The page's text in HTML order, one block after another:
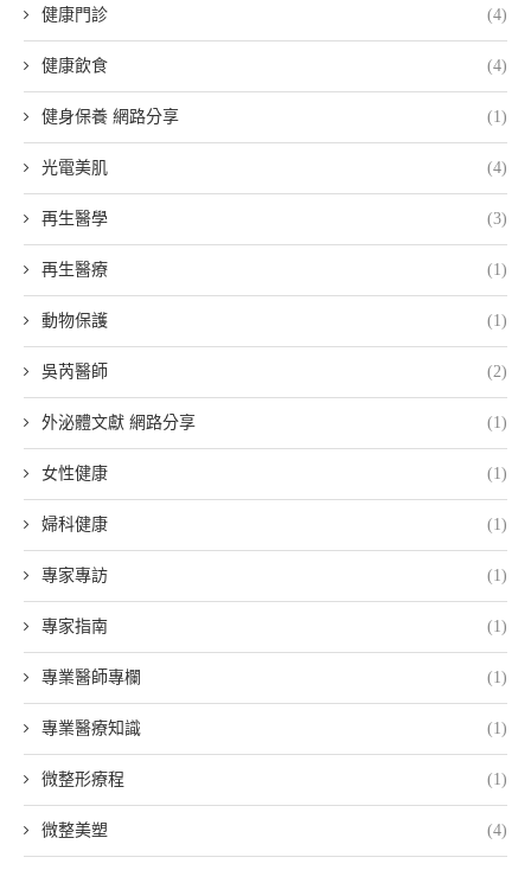
健康門診 (4)
健康飲食 (4)
健身保養 網路分享 (1)
光電美肌 (4)
再生醫學 (3)
再生醫療 (1)
動物保護 (1)
吳芮醫師 (2)
外泌體文獻 網路分享 (1)
女性健康 (1)
婦科健康 (1)
專家專訪 (1)
專家指南 (1)
專業醫師專欄 (1)
專業醫療知識 (1)
微整形療程 (1)
微整美塑 (4)